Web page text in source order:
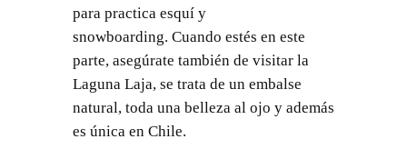
para practica esquí y
snowboarding. Cuando estés en este
parte, asegúrate también de visitar la
Laguna Laja, se trata de un embalse
natural, toda una belleza al ojo y además
es única en Chile.